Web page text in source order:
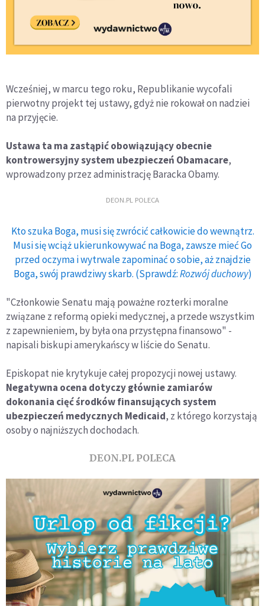
Wcześniej, w marcu tego roku, Republikanie wycofali
pierwotny projekt tej ustawy, gdyż nie rokował on nadziei
na przyjęcie.
Ustawa ta ma zastąpić obowiązujący obecnie
kontrowersyjny system ubezpieczeń Obamacare,
wprowadzony przez administrację Baracka Obamy.
DEON.PL POLECA
Kto szuka Boga, musi się zwrócić całkowicie do wewnątrz.
Musi się wciąż ukierunkowywać na Boga, zawsze mieć Go
przed oczyma i wytrwale zapominać o sobie, aż znajdzie
Boga, swój prawdziwy skarb. (Sprawdź:Rozwój duchowy)
"Członkowie Senatu mają poważne rozterki moralne
związane z reformą opieki medycznej, a przede wszystkim
z zapewnieniem, by była ona przystępna finansowo" -
napisali biskupi amerykańscy w liście do Senatu.
Episkopat nie krytykuje całej propozycji nowej ustawy.
Negatywna ocena dotyczy głównie zamiarów
dokonania cięć środków finansujących system
ubezpieczeń medycznych Medicaid, z którego korzystają
osoby o najniższych dochodach.
DEON.PL POLECA